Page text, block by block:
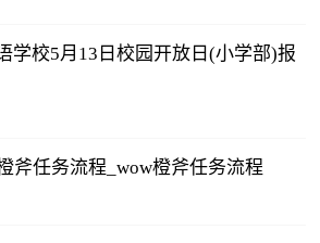
学校5月13日校园开放日(小学部)报
斧任务流程_wow橙斧任务流程